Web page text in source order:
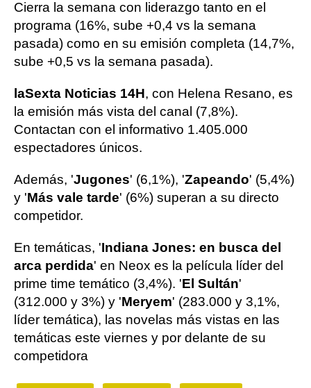
Cierra la semana con liderazgo tanto en el
programa (16%, sube +0,4 vs la semana
pasada) como en su emisión completa (14,7%,
sube +0,5 vs la semana pasada).
laSexta Noticias 14H, con Helena Resano, es
la emisión más vista del canal (7,8%).
Contactan con el informativo 1.405.000
espectadores únicos.
Además, 'Jugones' (6,1%), 'Zapeando' (5,4%)
y 'Más vale tarde' (6%) superan a su directo
competidor.
En temáticas, 'Indiana Jones: en busca del
arca perdida' en Neox es la película líder del
prime time temático (3,4%). 'El Sultán'
(312.000 y 3%) y 'Meryem' (283.000 y 3,1%,
líder temática), las novelas más vistas en las
temáticas este viernes y por delante de su
competidora